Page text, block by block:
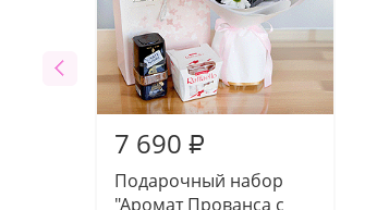
7 690 ₽
Подарочный набор
"Аромат Прованса с